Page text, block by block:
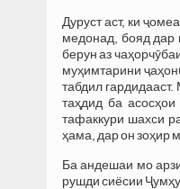
Дуруст аст, ки
медонад, бояд дар
берун аз
муҳимтарини
табдил
таҳдид ба
тафаккури шахси
ҳама, дар он зоҳир
Ба андешаи мо
рушди сиёсии